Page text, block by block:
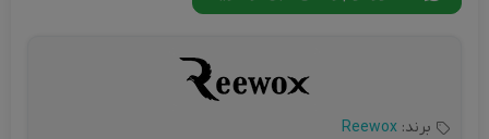
برند: Reewox